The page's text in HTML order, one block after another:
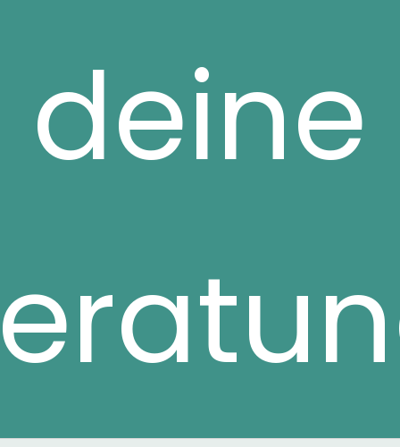
deine